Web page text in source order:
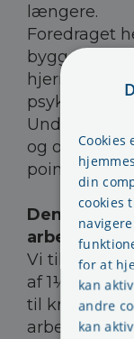
længere.
Foredraget
bygger på
psykologi
Undervejs
og opleve
pointer på
Den
Vi tilbyder
af 1½ - 2
til kravene
Cookies
din
cookies
for at
kan
andre
kan